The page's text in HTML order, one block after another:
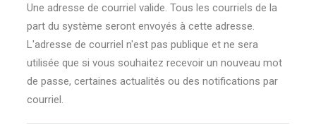
Une adresse de courriel valide. Tous les courriels de la
part du système seront envoyés à cette adresse.
L'adresse de courriel n'est pas publique et ne sera
utilisée que si vous souhaitez recevoir un nouveau mot
de passe, certaines actualités ou des notifications par
courriel.